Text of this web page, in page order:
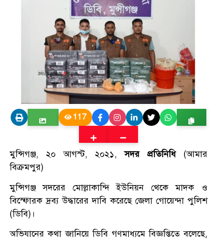
117
মুন্সিগঞ্জ, ২০ আগস্ট, ২০২১,সদর প্রতিনিধি(আমার
বিক্রমপুর)
মুন্সিগঞ্জ সদরের মোল্লাকান্দি ইউনিয়ন থেকে মাদক ও
বিস্ফোরক দ্রব্য উদ্ধারের দাবি করেছে জেলা গোয়েন্দা পুলিশ
(ডিবি)।
অভিযানের কথা জানিয়ে ডিবি গণমাধ্যমে বিজ্ঞপ্তিতে বলেছে,